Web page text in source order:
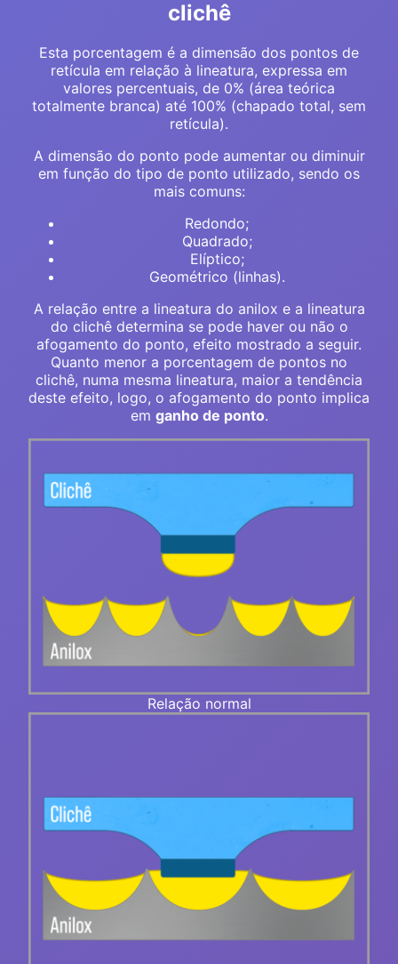
clichê
Esta porcentagem é a dimensão dos pontos de
retícula em relação à lineatura, expressa em
valores percentuais, de 0% (área teórica
totalmente branca) até 100% (chapado total, sem
retícula).
A dimensão do ponto pode aumentar ou diminuir
em função do tipo de ponto utilizado, sendo os
mais comuns:
Redondo;
Quadrado;
Elíptico;
Geométrico (linhas).
A relação entre a lineatura do anilox e a lineatura
do clichê determina se pode haver ou não o
afogamento do ponto, efeito mostrado a seguir.
Quanto menor a porcentagem de pontos no
clichê, numa mesma lineatura, maior a tendência
deste efeito, logo, o afogamento do ponto implica
em ganho de ponto.
Relação normal